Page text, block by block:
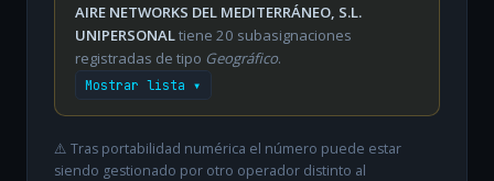
AIRE NETWORKS DEL MEDITERRÁNEO, S.L.
UNIPERSONALtiene 20 subasignaciones
registradas de tipo Geográfico.
Mostrar lista ▾
⚠️ Tras portabilidad numérica el número puede estar
siendo gestionado por otro operador distinto al